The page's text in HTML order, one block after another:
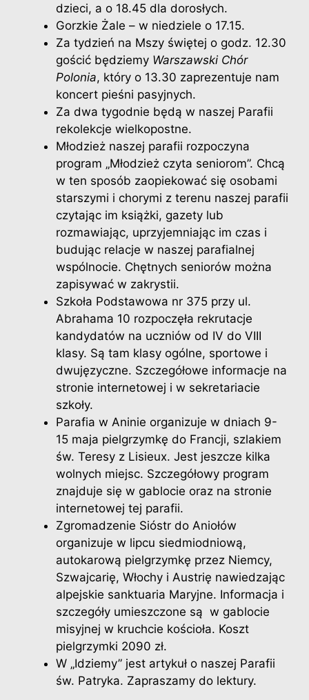
dzieci, a o 18.45 dla dorosłych.
Gorzkie Żale – w niedziele o 17.15.
Za tydzień na Mszy świętej o godz. 12.30
gościć będziemy Warszawski Chór
Polonia, który o 13.30 zaprezentuje nam
koncert pieśni pasyjnych.
Za dwa tygodnie będą w naszej Parafii
rekolekcje wielkopostne.
Młodzież naszej parafii rozpoczyna
program „Młodzież czyta seniorom”. Chcą
w ten sposób zaopiekować się osobami
starszymi i chorymi z terenu naszej parafii
czytając im książki, gazety lub
rozmawiając, uprzyjemniając im czas i
budując relacje w naszej parafialnej
wspólnocie. Chętnych seniorów można
zapisywać w zakrystii.
Szkoła Podstawowa nr 375 przy ul.
Abrahama 10 rozpoczęła rekrutacje
kandydatów na uczniów od IV do VIII
klasy. Są tam klasy ogólne, sportowe i
dwujęzyczne. Szczegółowe informacje na
stronie internetowej i w sekretariacie
szkoły.
Parafia w Aninie organizuje w dniach 9-
15 maja pielgrzymkę do Francji, szlakiem
św. Teresy z Lisieux. Jest jeszcze kilka
wolnych miejsc. Szczegółowy program
znajduje się w gablocie oraz na stronie
internetowej tej parafii.
Zgromadzenie Sióstr do Aniołów
organizuje w lipcu siedmiodniową,
autokarową pielgrzymkę przez Niemcy,
Szwajcarię, Włochy i Austrię nawiedzając
alpejskie sanktuaria Maryjne. Informacja i
szczegóły umieszczone są w gablocie
misyjnej w kruchcie kościoła. Koszt
pielgrzymki 2090 zł.
W „Idziemy” jest artykuł o naszej Parafii
św. Patryka. Zapraszamy do lektury.